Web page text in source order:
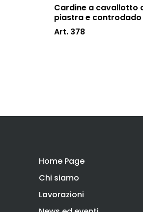
Cardine a cavallotto
piastra e controdado
Art. 378
Home Page
Chi siamo
Lavorazioni